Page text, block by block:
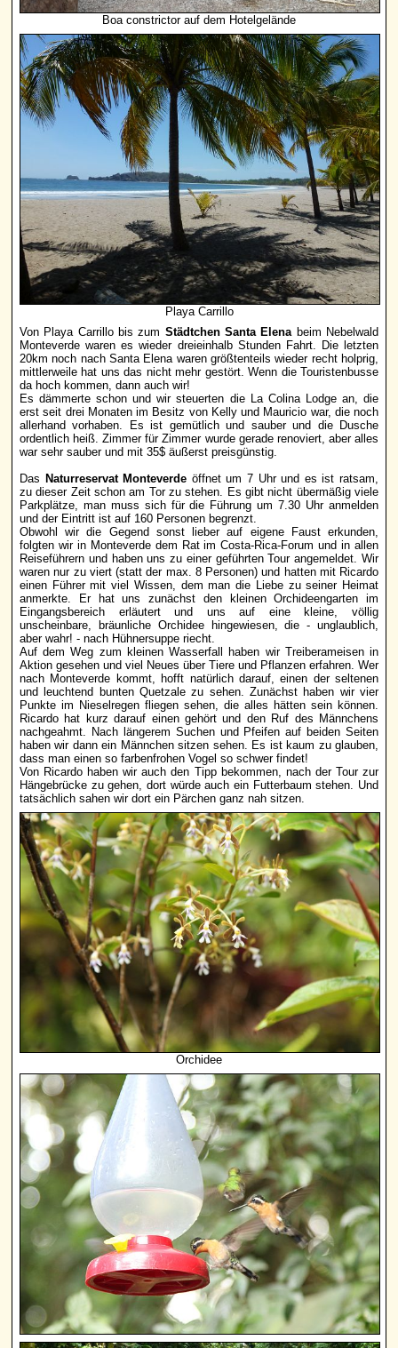
Boa constrictor auf dem Hotelgelände
Playa Carrillo
Von Playa Carrillo bis zum Städtchen Santa Elenabeim Nebelwald
Monteverde waren es wieder dreieinhalb Stunden Fahrt. Die letzten
20km noch nach Santa Elena waren größtenteils wieder recht holprig,
mittlerweile hat uns das nicht mehr gestört. Wenn die Touristenbusse
da hoch kommen, dann auch wir!
Es dämmerte schon und wir steuerten die La Colina Lodge an, die
erst seit drei Monaten im Besitz von Kelly und Mauricio war, die noch
allerhand vorhaben. Es ist gemütlich und sauber und die Dusche
ordentlich heiß. Zimmer für Zimmer wurde gerade renoviert, aber alles
war sehr sauber und mit 35$ äußerst preisgünstig.
Das Naturreservat Monteverde öffnet um 7 Uhr und es ist ratsam,
zu dieser Zeit schon am Tor zu stehen. Es gibt nicht übermäßig viele
Parkplätze, man muss sich für die Führung um 7.30 Uhr anmelden
und der Eintritt ist auf 160 Personen begrenzt.
Obwohl wir die Gegend sonst lieber auf eigene Faust erkunden,
folgten wir in Monteverde dem Rat im Costa-Rica-Forum und in allen
Reiseführern und haben uns zu einer geführten Tour angemeldet. Wir
waren nur zu viert (statt der max. 8 Personen) und hatten mit Ricardo
einen Führer mit viel Wissen, dem man die Liebe zu seiner Heimat
anmerkte. Er hat uns zunächst den kleinen Orchideengarten im
Eingangsbereich erläutert und uns auf eine kleine, völlig
unscheinbare, bräunliche Orchidee hingewiesen, die - unglaublich,
aber wahr! - nach Hühnersuppe riecht.
Auf dem Weg zum kleinen Wasserfall haben wir Treiberameisen in
Aktion gesehen und viel Neues über Tiere und Pflanzen erfahren. Wer
nach Monteverde kommt, hofft natürlich darauf, einen der seltenen
und leuchtend bunten Quetzale zu sehen. Zunächst haben wir vier
Punkte im Nieselregen fliegen sehen, die alles hätten sein können.
Ricardo hat kurz darauf einen gehört und den Ruf des Männchens
nachgeahmt. Nach längerem Suchen und Pfeifen auf beiden Seiten
haben wir dann ein Männchen sitzen sehen. Es ist kaum zu glauben,
dass man einen so farbenfrohen Vogel so schwer findet!
Von Ricardo haben wir auch den Tipp bekommen, nach der Tour zur
Hängebrücke zu gehen, dort würde auch ein Futterbaum stehen. Und
tatsächlich sahen wir dort ein Pärchen ganz nah sitzen.
Orchidee